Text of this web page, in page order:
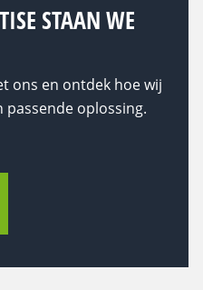
STAAN WE
ons en ontdek hoe wij
passende oplossing.